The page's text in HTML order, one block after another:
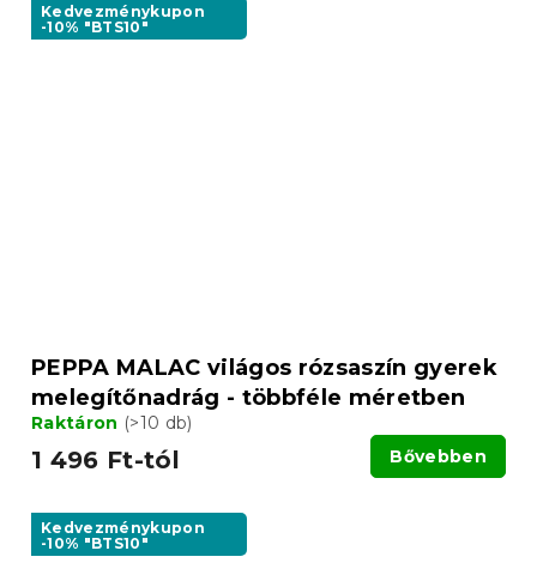
Kedvezménykupon
-10% "BTS10"
PEPPA MALAC világos rózsaszín gyerek
melegítőnadrág - többféle méretben
Raktáron (>10 db)
1 496 Ft-tól Bővebben
Kedvezménykupon
-10% "BTS10"